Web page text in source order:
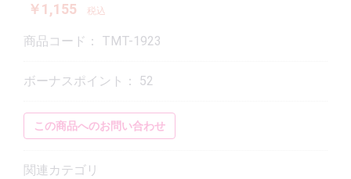
￥1,155 税込
商品コード： TMT-1923
ボーナスポイント： 52
この商品へのお問い合わせ
関連カテゴリ